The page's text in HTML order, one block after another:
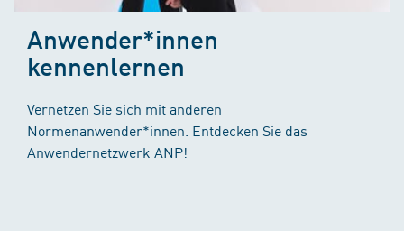
Anwender*innen
kennenlernen
Vernetzen Sie sich mit anderen
Normenanwender*innen. Entdecken Sie das
Anwendernetzwerk ANP!